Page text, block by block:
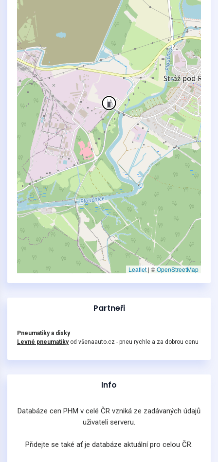
Leaflet | ©OpenStreetMap
Partneři
Pneumatiky a disky
Levné pneumatikyod všenaauto.cz - pneu rychle a za dobrou cenu
Info
Databáze cen PHM v celé ČR vzniká ze zadávaných údajů
uživateli serveru.
Přidejte se také ať je databáze aktuální pro celou ČR.